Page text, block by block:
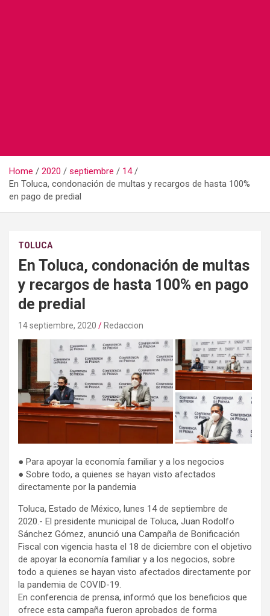
Home 2020 septiembre
14
En Toluca, condonación de multas y recargos de hasta 100%
en pago de predial
TOLUCA
En Toluca, condonación de multas
y recargos de hasta 100% en pago
de predial
14 septiembre, 2020 Redaccion
● Para apoyar la economía familiar y a los negocios
● Sobre todo, a quienes se hayan visto afectados
directamente por la pandemia
Toluca, Estado de México, lunes 14 de septiembre de
2020.- El presidente municipal de Toluca, Juan Rodolfo
Sánchez Gómez, anunció una Campaña de Bonificación
Fiscal con vigencia hasta el 18 de diciembre con el objetivo
de apoyar la economía familiar y a los negocios, sobre
todo a quienes se hayan visto afectados directamente por
la pandemia de COVID-19.
En conferencia de prensa, informó que los beneficios que
ofrece esta campaña fueron aprobados de forma